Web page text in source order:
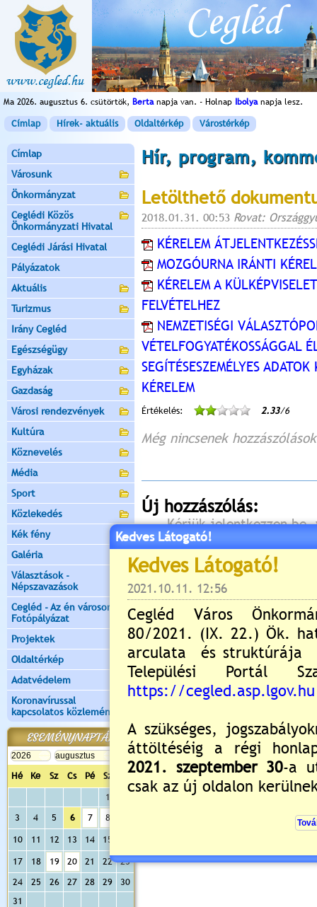
Ma 2026. augusztus 6. csütörtök, Bertanapja van. - Holnap Ibolyanapja lesz.
Címlap Hírek- aktuális Oldaltérkép Várostérkép
Címlap
Városunk
Önkormányzat
Ceglédi Közös
Önkormányzati Hivatal
Ceglédi Járási Hivatal
Pályázatok
Aktuális
Turizmus
Irány Cegléd
Egészségügy
Egyházak
Gazdaság
Városi rendezvények
Kultúra
Köznevelés
Média
Sport
Közlekedés
Kék fény
Galéria
Választások -
Népszavazások
Cegléd - Az én városom -
Fotópályázat
Projektek
Oldaltérkép
Adatvédelem
Koronavírussal
kapcsolatos közlemények
ESEMÉNYNAPTÁR
Hé Ke Sz Cs Pé Sz
Va
1
3
4 5 6 7 8
10 11 12 13 14 15
17 18 19 20 21 22
23
24
25 26 27 28 29
30
31
Hír, program,
Letölthető
2018.01.31. 00:53 Rovat:
KÉRELEM
MOZGÓURNA IRÁNTI
KÉRELEM A
FELVÉTELHEZ
NEMZETISÉGI
VÉTELFOGYATÉKOSSÁGGAL
SEGÍTÉSESZEMÉLYES
KÉRELEM
Értékelés: 2.33/6
Még nincsenek hozzászólások
Új hozzászólás:
Kérjük jelentkezzen be,
Kedves Látogató!